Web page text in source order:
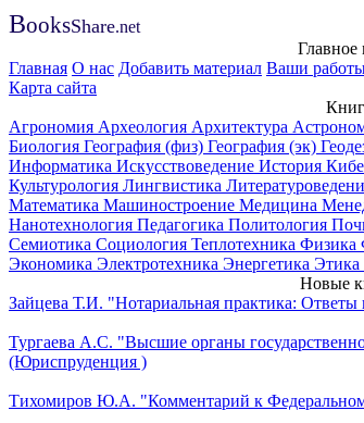
BooksShare.net
Главная О нас Добавить материал Ваши
Карта сайта
Агрономия Археология Архитектура
Биология География (физ) География (эк)
Информатика Искусствоведение История
Культурология Лингвистика
Математика Машиностроение Медицина
Нанотехнология Педагогика Политология
Семиотика Социология Теплотехника Физика
Экономика Электротехника Энергетика Этика
Новые
Зайцева Т.И. "Нотариальная практика:
Тургаева А.С. "Высшие органы
(Юриспруденция )
Тихомиров Ю.А. "Комментарий к